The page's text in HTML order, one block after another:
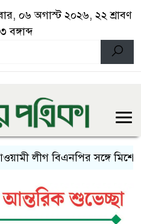
০৬ অগাস্ট ২০২৬, ২২ শ্রাবণ
বঙ্গাব্দ
বিএনপির সঙ্গে মিশে যাবে-